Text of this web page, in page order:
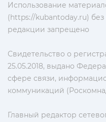
Использование
(https://kubantoday.ru)
редакции запрещено
Свидетельство о
25.05.2018, выдано
сфере связи,
коммуникаций
Главный редактор